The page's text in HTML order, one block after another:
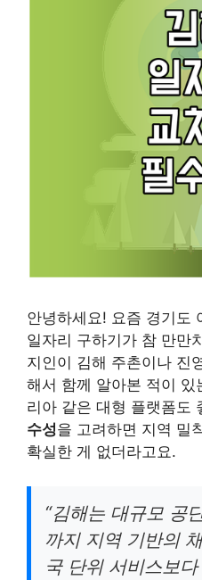
안녕하세요! 요즘 경기도
일자리 구하기가 참 만만
지인이 김해 주촌이나 진
해서 함께 알아본 적이 있
리아 같은 대형 플랫폼도
수성을 고려하면 지역 밀
확실한 게 없더라고요.
“김해는 대규모 공
까지 지역 기반의
국 단위 서비스보다